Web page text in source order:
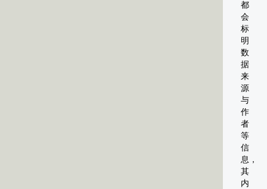
都
会
标
明
数
据
来
源
与
作
者
等
信
息，
其
内